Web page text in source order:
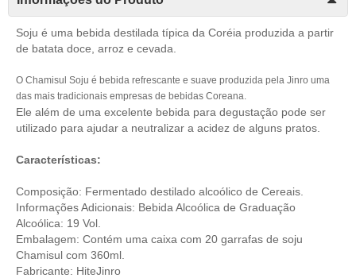
Soju é uma bebida destilada típica da Coréia produzida a partir
de batata doce, arroz e cevada.
O Chamisul Soju é bebida refrescante e suave produzida pela Jinro uma
das mais tradicionais empresas de bebidas Coreana.
Ele além de uma excelente bebida para degustação pode ser
utilizado para ajudar a neutralizar a acidez de alguns pratos.
Características:
Composição: Fermentado destilado alcoólico de Cereais.
Informações Adicionais: Bebida Alcoólica de Graduação
Alcoólica: 19 Vol.
Embalagem: Contém uma caixa com 20 garrafas de soju
Chamisul com 360ml.
Fabricante: HiteJinro